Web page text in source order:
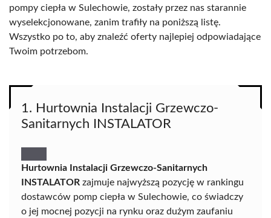
pompy ciepła w Sulechowie, zostały przez nas starannie
wyselekcjonowane, zanim trafiły na poniższą listę.
Wszystko po to, aby znaleźć oferty najlepiej odpowiadające
Twoim potrzebom.
1. Hurtownia Instalacji Grzewczo-
Sanitarnych INSTALATOR
Hurtownia Instalacji Grzewczo-Sanitarnych
INSTALATOR zajmuje najwyższą pozycję w rankingu
dostawców pomp ciepła w Sulechowie, co świadczy
o jej mocnej pozycji na rynku oraz dużym zaufaniu